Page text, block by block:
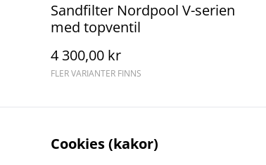
Sandfilter Nordpool V-serien
med topventil
4 300,00 kr
FLER VARIANTER FINNS
Cookies (kakor)